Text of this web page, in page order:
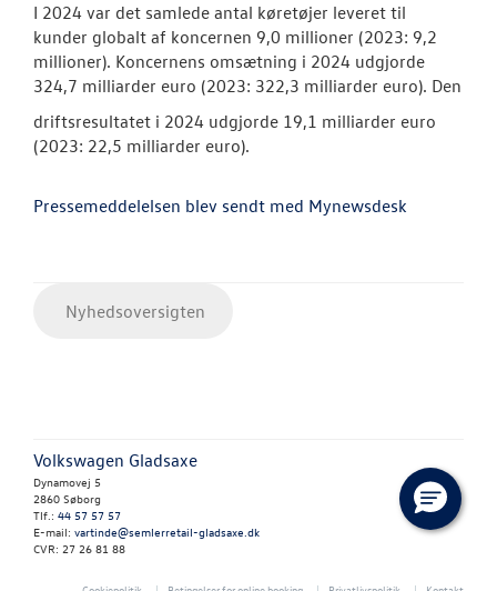
I 2024 var det samlede antal køretøjer leveret til
kunder globalt af koncernen 9,0 millioner (2023: 9,2
millioner). Koncernens omsætning i 2024 udgjorde
324,7 milliarder euro (2023: 322,3 milliarder euro). Den
driftsresultatet i 2024 udgjorde 19,1 milliarder euro
(2023: 22,5 milliarder euro).
Pressemeddelelsen blev sendt med Mynewsdesk
Nyhedsoversigten
Volkswagen Gladsaxe
Dynamovej 5
2860 Søborg
Tlf.: 44 57 57 57
E-mail: vartinde@semlerretail-gladsaxe.dk
CVR: 27 26 81 88